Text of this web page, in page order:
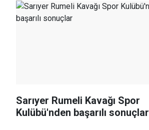
Sarıyer Rumeli Kavağı Spor
Kulübü'nden başarılı sonuçlar